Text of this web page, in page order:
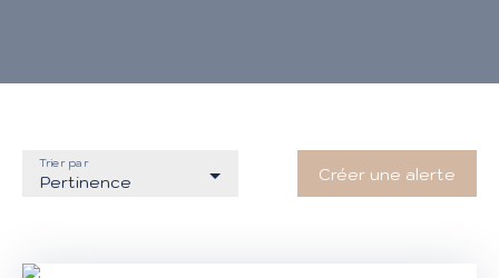
Pertinence
Trier par Créer une alerte